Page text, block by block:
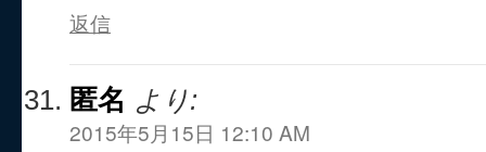
返信
匿名 より:
2015年5月15日 12:10 AM